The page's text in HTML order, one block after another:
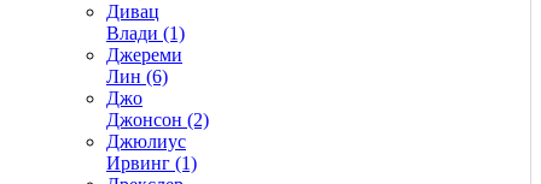
Дивац
Влади (1)
Джереми
Лин (6)
Джо
Джонсон (2)
Джюлиус
Ирвинг (1)